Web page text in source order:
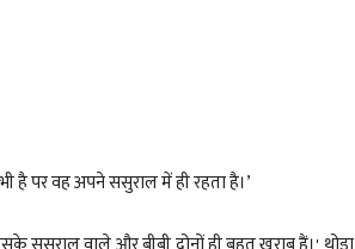
है पर वह अपने ससुराल में ही रहता है।’